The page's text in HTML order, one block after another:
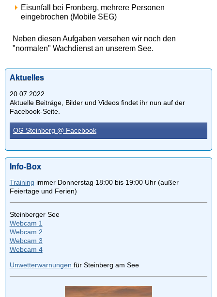
Eisunfall bei Fronberg, mehrere Personen
eingebrochen (Mobile SEG)
Neben diesen Aufgaben versehen wir noch den
"normalen" Wachdienst an unserem See.
Aktuelles
20.07.2022
Aktuelle Beiträge, Bilder und Videos findet ihr nun auf der
Facebook-Seite.
OG Steinberg @ Facebook
Info-Box
Training immer Donnerstag 18:00 bis 19:00 Uhr (außer
Feiertage und Ferien)
Steinberger See
Webcam 1
Webcam 2
Webcam 3
Webcam 4
Unwetterwarnungen für Steinberg am See